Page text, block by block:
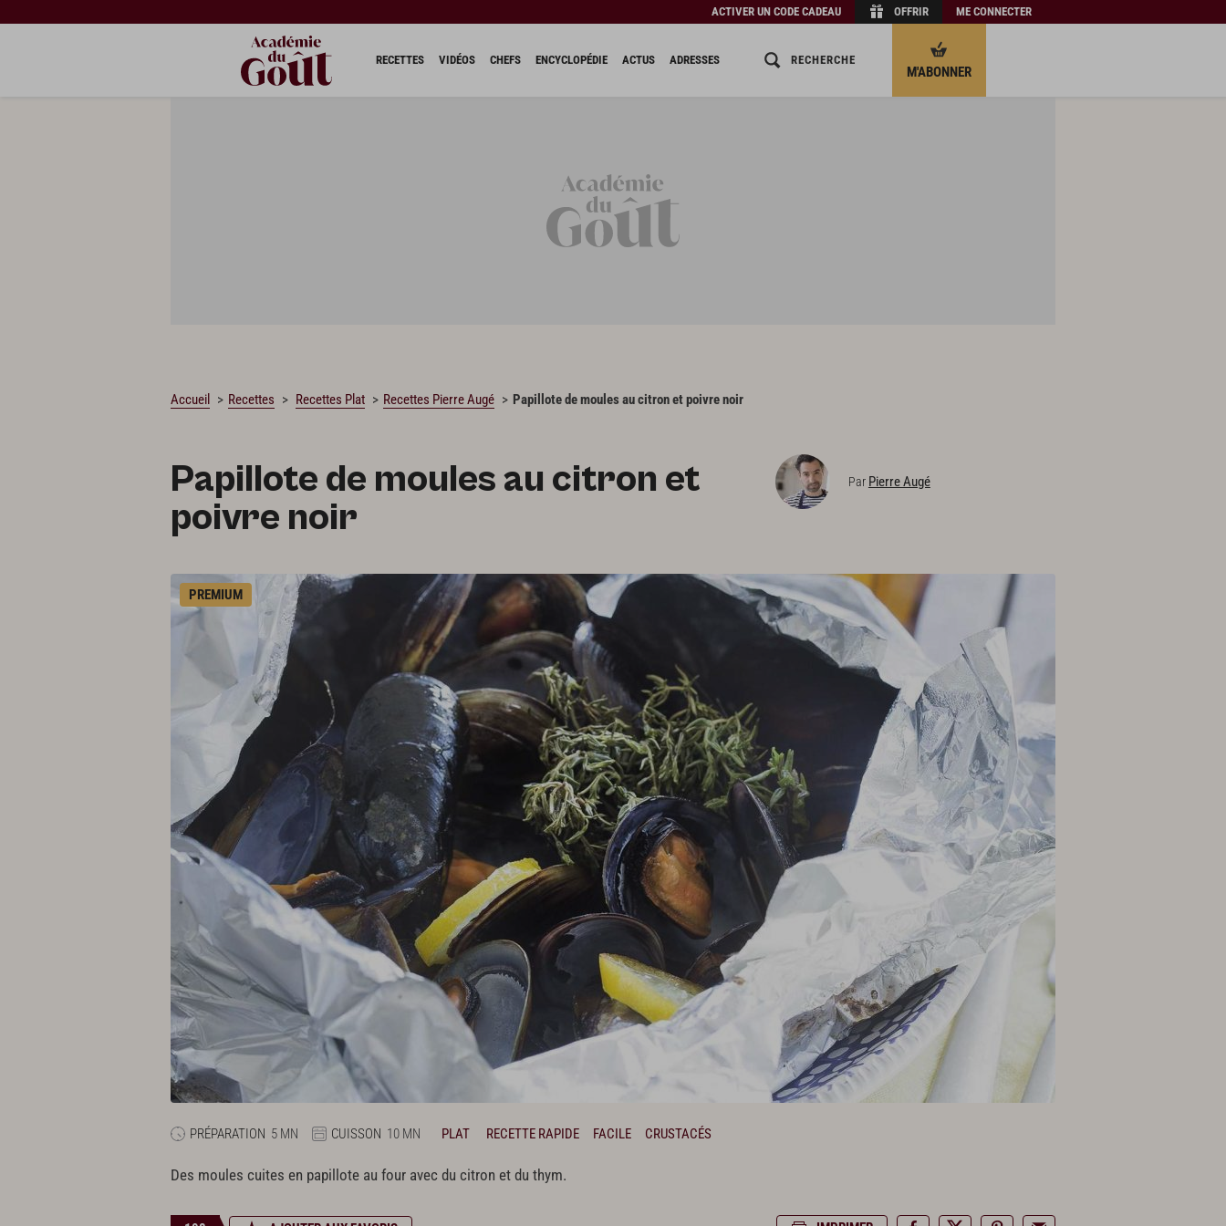
ACTIVER UN CODE CADEAU OFFRIR ME CONNECTER
RECETTES VIDÉOS CHEFS ENCYCLOPÉDIE ACTUS ADRESSES RECHERCHE
M'ABONNER
Accueil Recettes Recettes Plat Recettes Pierre Augé Papillote de moules au citron et poivre noir
Papillote de moules au citron et
poivre noir
Par Pierre Augé
PREMIUM
PRÉPARATION 5 MN CUISSON 10 MN PLAT RECETTE RAPIDE FACILE CRUSTACÉS
Des moules cuites en papillote au four avec du citron et du thym.
CHARGEMENT…